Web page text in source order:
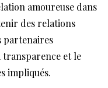
amoureuse dans
des relations
partenaires
transparence et le
impliqués.